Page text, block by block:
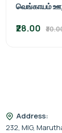
வெங்காயம்
₹28.00
Address:
232, MIG,